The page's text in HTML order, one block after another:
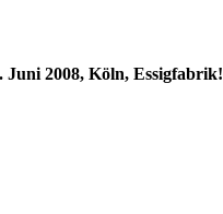
Juni 2008, Köln, Essigfabrik!